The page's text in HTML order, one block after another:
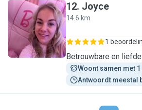
J
12. Joyce
14.6 km
1
Betrouwbare en
Woont samen met 1
Antwoordt meestal